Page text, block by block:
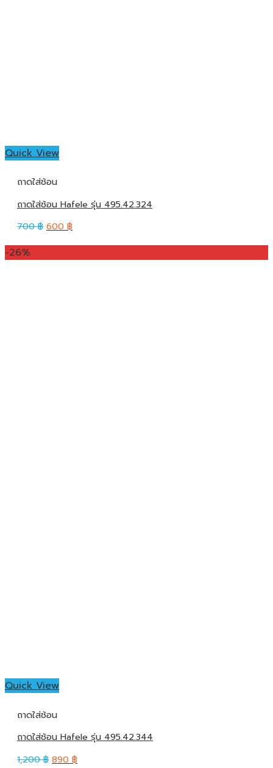
Quick View
ถาดใส่ช้อน
ถาดใส่ช้อน Hafele รุ่น 495.42.324
700฿ 600 ฿
-26%
Quick View
ถาดใส่ช้อน
ถาดใส่ช้อน Hafele รุ่น 495.42.344
1,200฿ 890 ฿